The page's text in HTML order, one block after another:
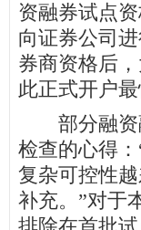
资融券试点
向证券公司
券商资格后
此正式开户最
部分融资
检查的心得
复杂可控性
补充。”对于